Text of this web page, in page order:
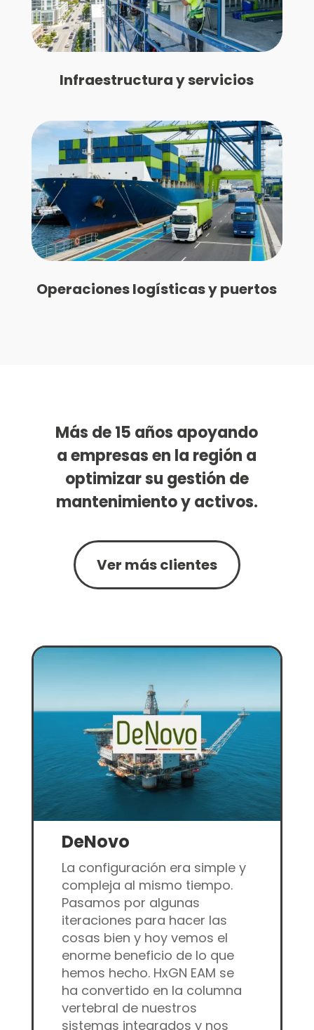
Infraestructura y servicios
Operaciones logísticas y puertos
Más de 15 años apoyando
a empresas en la región a
optimizar su gestión de
mantenimiento y activos.
Ver más clientes
DeNovo
La configuración era simple y
compleja al mismo tiempo.
Pasamos por algunas
iteraciones para hacer las
cosas bien y hoy vemos el
enorme beneficio de lo que
hemos hecho. HxGN EAM se
ha convertido en la columna
vertebral de nuestros
sistemas integrados y nos